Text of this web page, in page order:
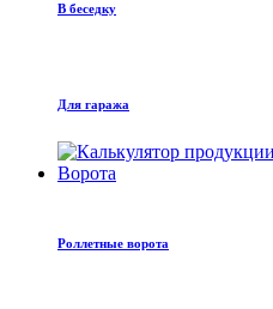
В беседку
Для гаража
Ворота
Роллетные ворота